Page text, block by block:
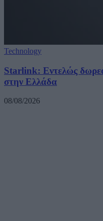
Technology
Starlink: Εντελώς
στην Ελλάδα
08/08/2026